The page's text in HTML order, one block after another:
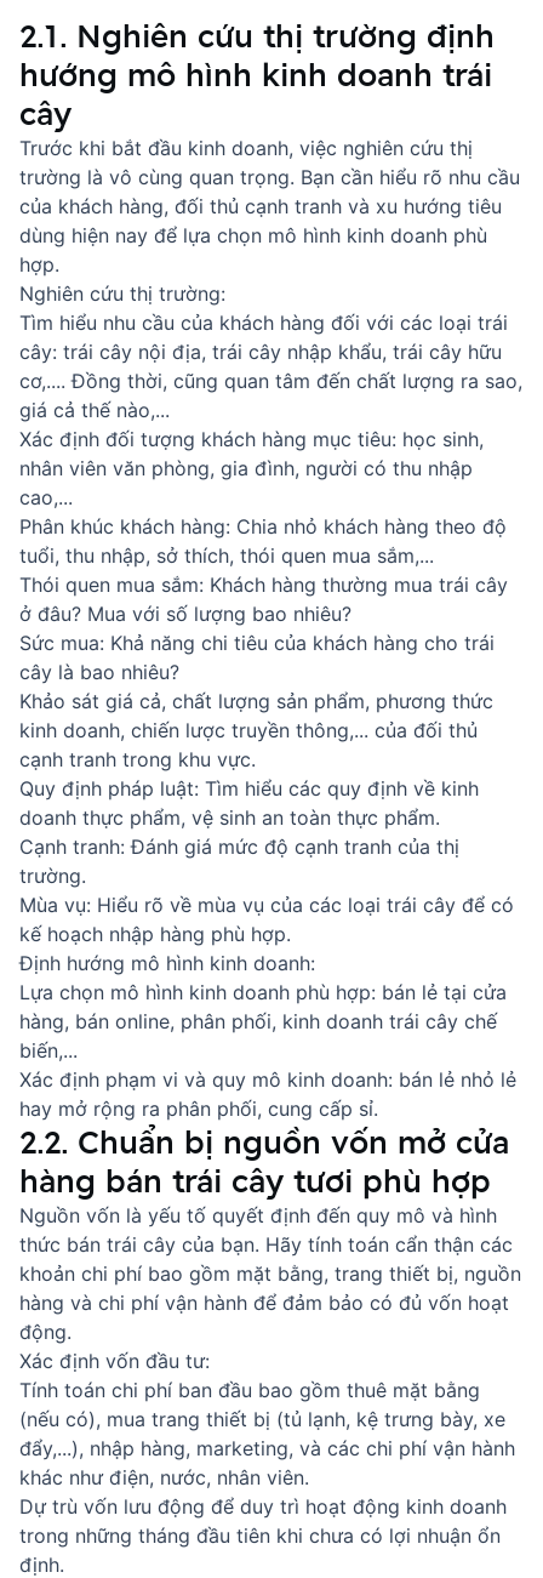
2.1. Nghiên cứu thị trường định
hướng mô hình kinh doanh trái
cây
Trước khi bắt đầu kinh doanh, việc nghiên cứu thị
trường là vô cùng quan trọng. Bạn cần hiểu rõ nhu cầu
của khách hàng, đối thủ cạnh tranh và xu hướng tiêu
dùng hiện nay để lựa chọn mô hình kinh doanh phù
hợp.
Nghiên cứu thị trường:
Tìm hiểu nhu cầu của khách hàng đối với các loại trái
cây: trái cây nội địa, trái cây nhập khẩu, trái cây hữu
cơ,.... Đồng thời, cũng quan tâm đến chất lượng ra sao,
giá cả thế nào,...
Xác định đối tượng khách hàng mục tiêu: học sinh,
nhân viên văn phòng, gia đình, người có thu nhập
cao,...
Phân khúc khách hàng: Chia nhỏ khách hàng theo độ
tuổi, thu nhập, sở thích, thói quen mua sắm,...
Thói quen mua sắm: Khách hàng thường mua trái cây
ở đâu? Mua với số lượng bao nhiêu?
Sức mua: Khả năng chi tiêu của khách hàng cho trái
cây là bao nhiêu?
Khảo sát giá cả, chất lượng sản phẩm, phương thức
kinh doanh, chiến lược truyền thông,... của đối thủ
cạnh tranh trong khu vực.
Quy định pháp luật: Tìm hiểu các quy định về kinh
doanh thực phẩm, vệ sinh an toàn thực phẩm.
Cạnh tranh: Đánh giá mức độ cạnh tranh của thị
trường.
Mùa vụ: Hiểu rõ về mùa vụ của các loại trái cây để có
kế hoạch nhập hàng phù hợp.
Định hướng mô hình kinh doanh:
Lựa chọn mô hình kinh doanh phù hợp: bán lẻ tại cửa
hàng, bán online, phân phối, kinh doanh trái cây chế
biến,...
Xác định phạm vi và quy mô kinh doanh: bán lẻ nhỏ lẻ
hay mở rộng ra phân phối, cung cấp sỉ.
2.2. Chuẩn bị nguồn vốn mở cửa
hàng bán trái cây tươi phù hợp
Nguồn vốn là yếu tố quyết định đến quy mô và hình
thức bán trái cây của bạn. Hãy tính toán cẩn thận các
khoản chi phí bao gồm mặt bằng, trang thiết bị, nguồn
hàng và chi phí vận hành để đảm bảo có đủ vốn hoạt
động.
Xác định vốn đầu tư:
Tính toán chi phí ban đầu bao gồm thuê mặt bằng
(nếu có), mua trang thiết bị (tủ lạnh, kệ trưng bày, xe
đẩy,...), nhập hàng, marketing, và các chi phí vận hành
khác như điện, nước, nhân viên.
Dự trù vốn lưu động để duy trì hoạt động kinh doanh
trong những tháng đầu tiên khi chưa có lợi nhuận ổn
định.